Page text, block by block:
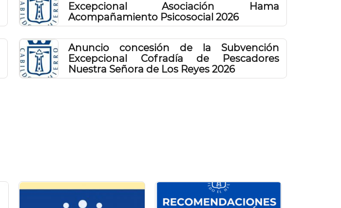
Excepcional Asociación Hama
Acompañamiento Psicosocial 2026
Anuncio concesión de la Subvención
Excepcional Cofradía de Pescadores
Nuestra Señora de Los Reyes 2026